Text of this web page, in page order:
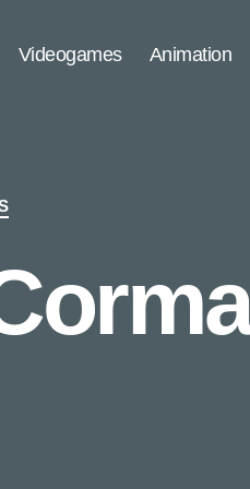
Videogames Animation